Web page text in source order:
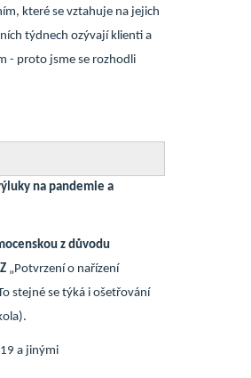
které se vztahuje na jejich
týdnech ozývají klienti a
- proto jsme se rozhodli
na pandemie a
z důvodu
„Potvrzení o nařízení
stejné se týká i ošetřování
a jinými